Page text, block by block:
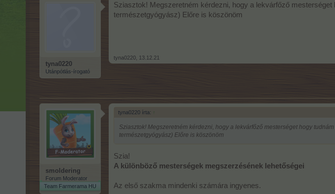
tyna0220
Utánpótlás-írogató
Sziasztok! Megszeretném kérdezni, hogy a lekvárfőző
természetgyógyász) Előre is köszönöm
tyna0220 13.12.21
smoldering
Forum Moderator
Team Farmerama HU
tyna0220 írta: ↑
Sziasztok! Megszeretném kérdezni, hogy a lekvárfőző mesterséget hogy
természetgyógyász) Előre is köszönöm
Szia!
A különböző mesterségek megszerzésének lehetőségei
Az első szakma mindenki számára ingyenes.